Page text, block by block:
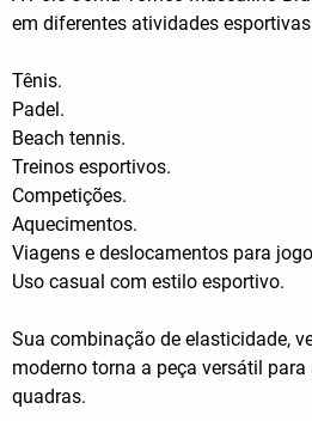
em diferentes atividades
Tênis.
Padel.
Beach tennis.
Treinos esportivos.
Competições.
Aquecimentos.
Viagens e deslocamentos para
Uso casual com estilo esportivo.
Sua combinação de elasticidade,
moderno torna a peça versátil
quadras.